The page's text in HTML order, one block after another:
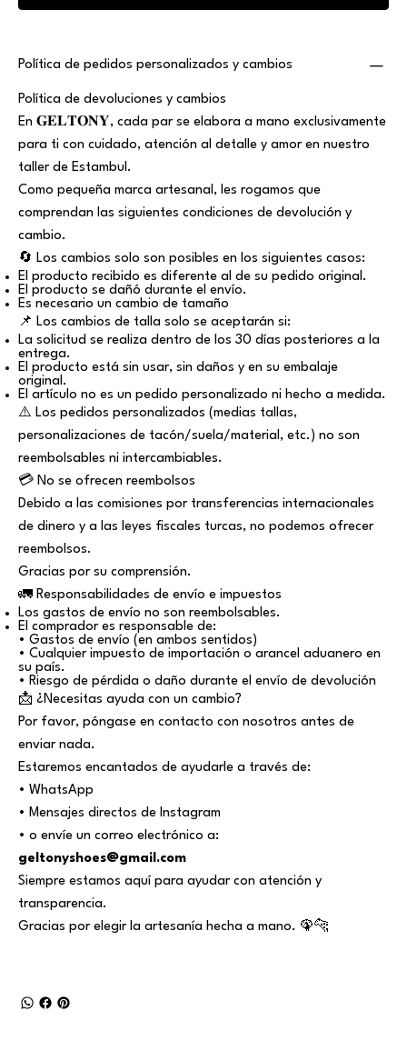
Política de pedidos personalizados y cambios
Política de devoluciones y cambios
En 𝐆𝐄𝐋𝐓𝐎𝐍𝐘, cada par se elabora a mano exclusivamente
para ti con cuidado, atención al detalle y amor en nuestro
taller de Estambul.
Como pequeña marca artesanal, les rogamos que
comprendan las siguientes condiciones de devolución y
cambio.
🔄 Los cambios solo son posibles en los siguientes casos:
El producto recibido es diferente al de su pedido original.
El producto se dañó durante el envío.
Es necesario un cambio de tamaño
📌 Los cambios de talla solo se aceptarán si:
La solicitud se realiza dentro de los 30 días posteriores a la
entrega.
El producto está sin usar, sin daños y en su embalaje
original.
El artículo no es un pedido personalizado ni hecho a medida.
⚠️ Los pedidos personalizados (medias tallas,
personalizaciones de tacón/suela/material, etc.) no son
reembolsables ni intercambiables.
💳 No se ofrecen reembolsos
Debido a las comisiones por transferencias internacionales
de dinero y a las leyes fiscales turcas, no podemos ofrecer
reembolsos.
Gracias por su comprensión.
🚛 Responsabilidades de envío e impuestos
Los gastos de envío no son reembolsables.
El comprador es responsable de:
• Gastos de envío (en ambos sentidos)
• Cualquier impuesto de importación o arancel aduanero en
su país.
• Riesgo de pérdida o daño durante el envío de devolución
📩 ¿Necesitas ayuda con un cambio?
Por favor, póngase en contacto con nosotros antes de
enviar nada.
Estaremos encantados de ayudarle a través de:
• WhatsApp
• Mensajes directos de Instagram
• o envíe un correo electrónico a:
geltonyshoes@gmail.com
Siempre estamos aquí para ayudar con atención y
transparencia.
Gracias por elegir la artesanía hecha a mano. 🦚🐆